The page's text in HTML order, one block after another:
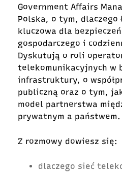
Government Affairs
Polska, o tym, dlaczego
kluczowa dla
gospodarczego i
Dyskutują o roli
telekomunikacyjnych w
infrastruktury, o
publiczną oraz o tym,
model partnerstwa
prywatnym a państwem.
Z rozmowy dowiesz się:
dlaczego sieć